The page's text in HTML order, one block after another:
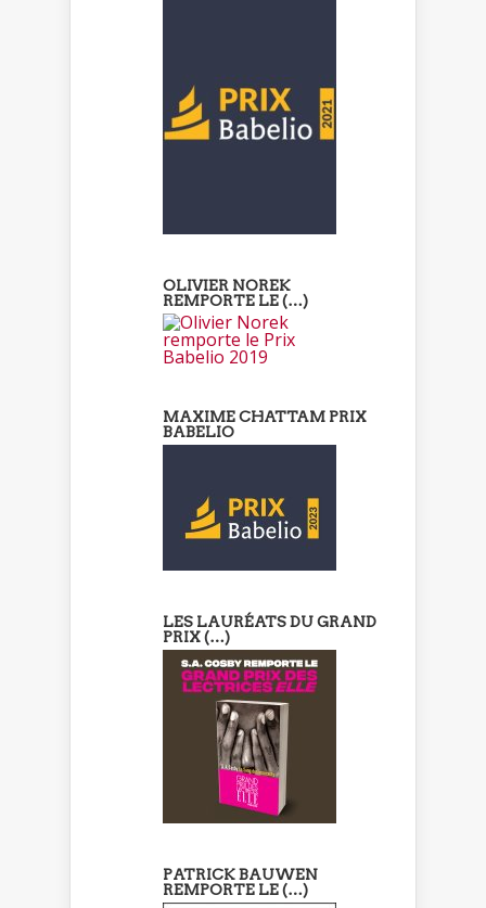
OLIVIER NOREK
REMPORTE LE (…)
MAXIME CHATTAM PRIX
BABELIO
LES LAURÉATS DU GRAND
PRIX (…)
PATRICK BAUWEN
REMPORTE LE (…)